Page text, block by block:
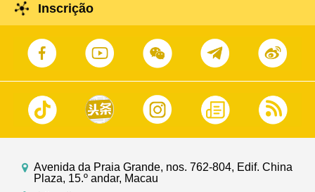
Inscrição
Avenida da Praia Grande, nos. 762-804, Edif. China
Plaza, 15.º andar, Macau